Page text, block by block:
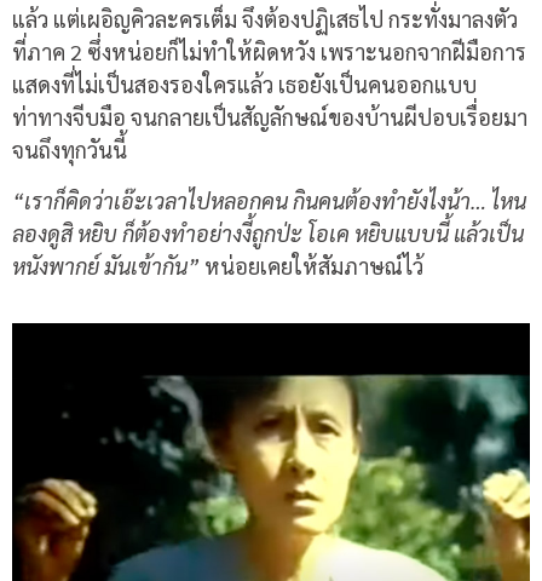
แล้ว แต่เผอิญคิวละครเต็ม จึงต้องปฏิเสธไป กระทั่งมาลงตัว
ที่ภาค 2 ซึ่งหน่อยก็ไม่ทำให้ผิดหวัง เพราะนอกจากฝีมือการ
แสดงที่ไม่เป็นสองรองใครแล้ว เธอยังเป็นคนออกแบบ
ท่าทางจีบมือ จนกลายเป็นสัญลักษณ์ของบ้านผีปอบเรื่อยมา
จนถึงทุกวันนี้
“เราก็คิดว่าเอ๊ะเวลาไปหลอกคน กินคนต้องทำยังไงน้า… ไหน
ลองดูสิ หยิบ ก็ต้องทำอย่างงี้ถูกป่ะ โอเค หยิบแบบนี้ แล้วเป็น
หนังพากย์ มันเข้ากัน” หน่อยเคยให้สัมภาษณ์ไว้